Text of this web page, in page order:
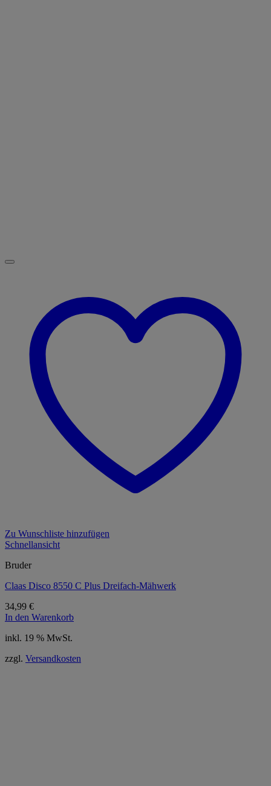
Zu Wunschliste hinzufügen
Schnellansicht
Bruder
Claas Disco 8550 C Plus Dreifach-Mähwerk
34,99 €
In den Warenkorb
inkl. 19 % MwSt.
zzgl. Versandkosten